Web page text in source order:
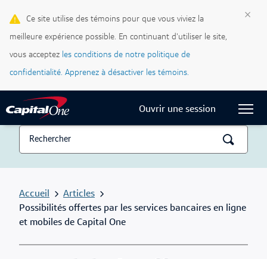
Accueil
Articles
Possibilités offertes par les services bancaires en ligne
et mobiles de Capital One
Ce site utilise des témoins pour que vous viviez la
meilleure expérience possible. En continuant d'utiliser le site,
vous acceptez les conditions de notre politique de
confidentialité. Apprenez à désactiver les témoins.
×
Blogue Ma vie, mon crédit
Centre d’assistance
Current Locale:
Français (Canada)
Ouvrir une session